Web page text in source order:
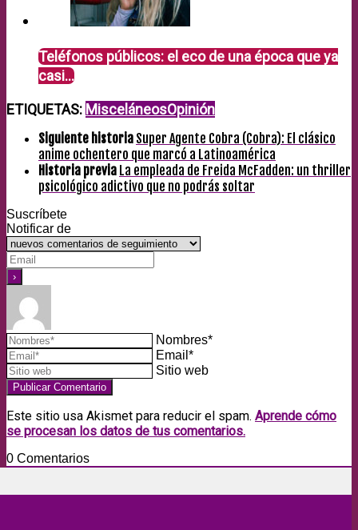
Teléfonos públicos: el eco de una época que ya
casi…
ETIQUETAS: MisceláneosOpinión
Siguiente historia Super Agente Cobra (Cobra): El clásico
anime ochentero que marcó a Latinoamérica
Historia previa La empleada de Freida McFadden: un thriller
psicológico adictivo que no podrás soltar
Suscríbete
Notificar de
Nombres*
Email*
Sitio web
Este sitio usa Akismet para reducir el spam. Aprende cómo
se procesan los datos de tus comentarios.
0 Comentarios